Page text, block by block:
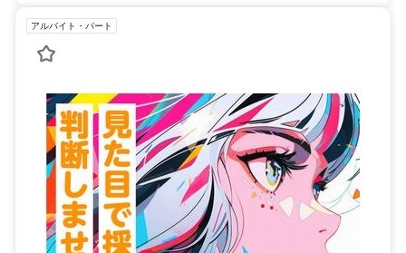
アルバイト・パート